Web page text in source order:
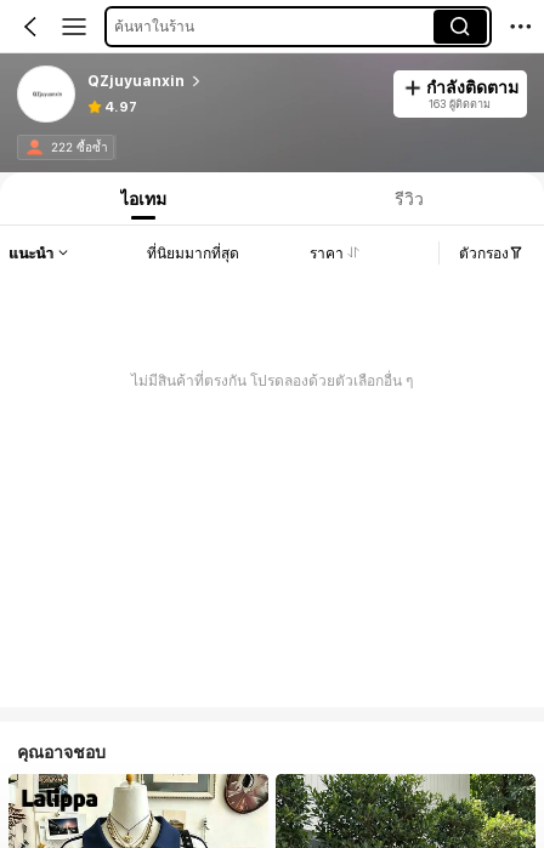
ค้นหาในร้าน
QZjuyuanxin
4.97
กำลังติดตาม
163 ผู้ติดตาม
222 ซื้อซ้ำ
ไอเทม รีวิว
แนะนำ ที่นิยมมากที่สุด ราคา ตัวกรอง
ไม่มีสินค้าที่ตรงกัน โปรดลองด้วยตัวเลือกอื่น ๆ
คุณอาจชอบ